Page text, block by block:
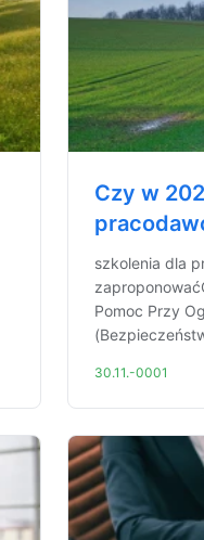
Czy w
szkolenia dla
Pomoc Przy
30.11.-0001